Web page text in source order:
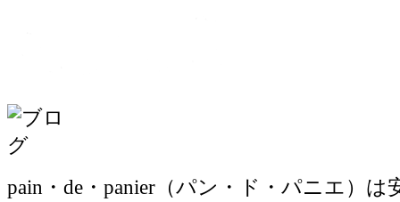
pain・de・panier（パン・ド・パニエ）は